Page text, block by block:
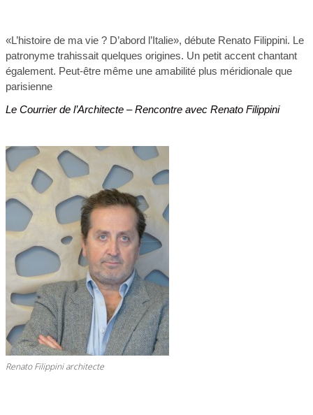
«L’histoire de ma vie ? D’abord l’Italie», débute Renato Filippini. Le
patronyme trahissait quelques origines. Un petit accent chantant
également. Peut-être même une amabilité plus méridionale que
parisienne
Le Courrier de l’Architecte – Rencontre avec Renato Filippini
Renato Filippini architecte